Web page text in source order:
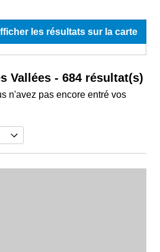
Vallées - 684 résultat(s)
n'avez pas encore entré vos
les résultats sur la carte